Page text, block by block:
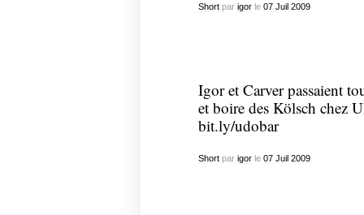
Shortpar igorle 07 Juil 2009
Igor et Carver passaient
et boire des Kölsch chez
bit.ly/udobar
Shortpar igorle 07 Juil 2009